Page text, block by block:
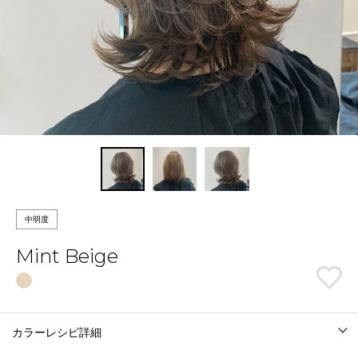
中明度
Mint Beige
カラーレシピ詳細